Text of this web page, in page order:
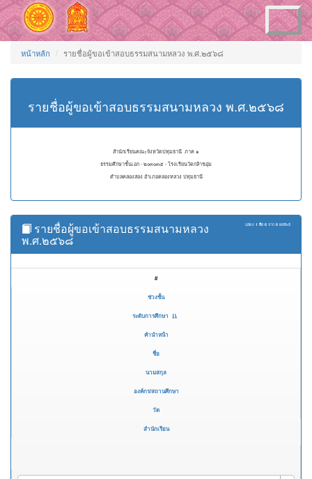
Toggle
navigation
หน้าหลัก รายชื่อผู้ขอเข้าสอบธรรมสนามหลวง พ.ศ.๒๕๖๘
รายชื่อผู้ขอเข้าสอบธรรมสนามหลวง พ.ศ.๒๕๖๘
สำนักเรียนคณะจังหวัดปทุมธานี ภาค ๑
ธรรมศึกษาชั้นเอก - ๒๐๓๐๓๕ - โรงเรียนวัดกล้าชอุ่ม
ตำบลคลองสอง อำเภอคลองหลวง ปทุมธานี
แสดง 1 ถึง 6 จาก 6 ผลลัพธ์
รายชื่อผู้ขอเข้าสอบธรรมสนามหลวง
พ.ศ.๒๕๖๘
#
ช่วงชั้น
ระดับการศึกษา
คำนำหน้า
ชื่อ
นามสกุล
องค์กร/สถานศึกษา
วัด
สำนักเรียน